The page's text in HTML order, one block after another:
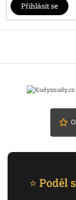
Přihlásit se
⭐ Poděl